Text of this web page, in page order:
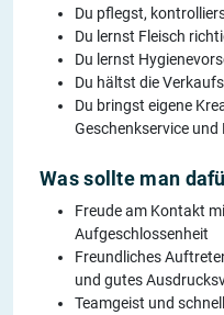
Du pflegst,
Du lernst Fleisch
Du lernst
Du hältst die
Du bringst eigene
Geschenkservice und
Was sollte man
Freude am Kontakt
Aufgeschlossenheit
Freundliches
und gutes
Teamgeist und